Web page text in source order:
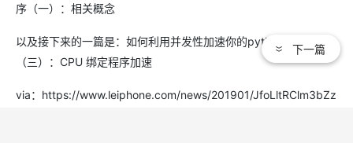
序（一）：相关概念
以及接下来的一篇是：如何利用并发性加速你的python程序
（三）：CPU 绑定程序加速
via：https://www.leiphone.com/news/201901/JfoLltRClm3bZz
下一篇